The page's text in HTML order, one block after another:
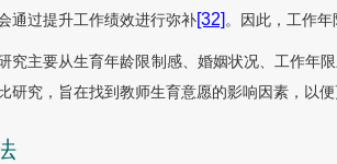
通过提升工作绩效进行弥补[32]。因此，工作年
究主要从生育年龄限制感、婚姻状况、工作年
研究，旨在找到教师生育意愿的影响因素，以便